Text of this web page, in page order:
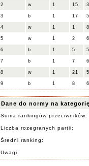
2 w 1 15
3 b 1 17
4 w 1 1
5 w 1 2
6 b 1 5
7 b 1 7
8 w 1 21
9 b 1 8
Dane do normy na
Suma rankingów przeciwników:
Liczba rozegranych partii:
Średni ranking:
Uwagi: